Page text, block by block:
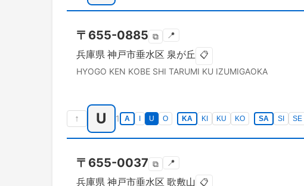
〒 655-0885 ⧉ 📍
兵庫県 神戸市垂水区 泉が丘 📋
HYOGO KEN KOBE SHI TARUMI KU IZUMIGAOKA
↑ U 1 A U O KA KI KU KO SA SI SE
〒 655-0037 ⧉ 📍
兵庫県 神戸市垂水区 歌敷山 📋